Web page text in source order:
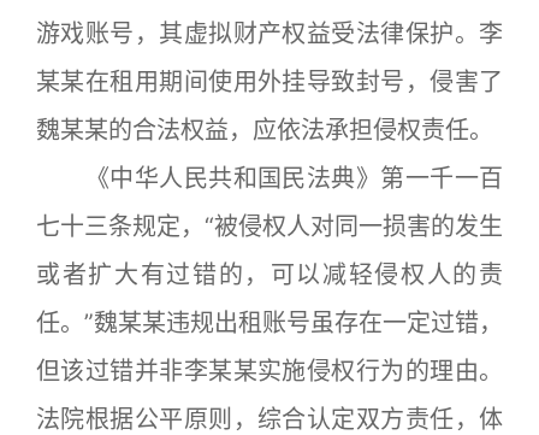
游戏账号，其虚拟财产权益受法律保护。李
某某在租用期间使用外挂导致封号，侵害了
魏某某的合法权益，应依法承担侵权责任。
《中华人民共和国民法典》第一千一百
七十三条规定，“被侵权人对同一损害的发生
或者扩大有过错的，可以减轻侵权人的责
任。”魏某某违规出租账号虽存在一定过错，
但该过错并非李某某实施侵权行为的理由。
法院根据公平原则，综合认定双方责任，体